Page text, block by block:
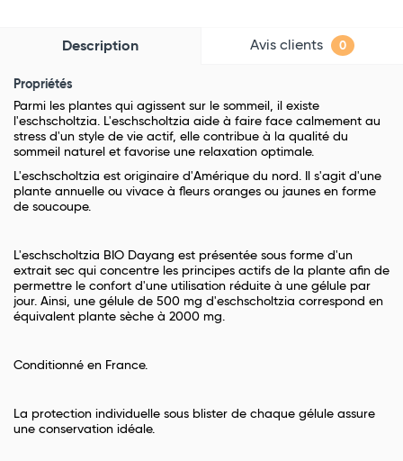
Description Avis clients 0
Propriétés
Parmi les plantes qui agissent sur le sommeil, il existe
l'eschscholtzia. L'eschscholtzia aide à faire face calmement au
stress d'un style de vie actif, elle contribue à la qualité du
sommeil naturel et favorise une relaxation optimale.
L'eschscholtzia est originaire d'Amérique du nord. Il s'agit d'une
plante annuelle ou vivace à fleurs oranges ou jaunes en forme
de soucoupe.
L'eschscholtzia BIO Dayang est présentée sous forme d'un
extrait sec qui concentre les principes actifs de la plante afin de
permettre le confort d'une utilisation réduite à une gélule par
jour. Ainsi, une gélule de 500 mg d'eschscholtzia correspond en
équivalent plante sèche à 2000 mg.
Conditionné en France.
La protection individuelle sous blister de chaque gélule assure
une conservation idéale.